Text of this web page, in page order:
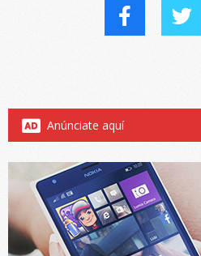
Anúnciate aquí